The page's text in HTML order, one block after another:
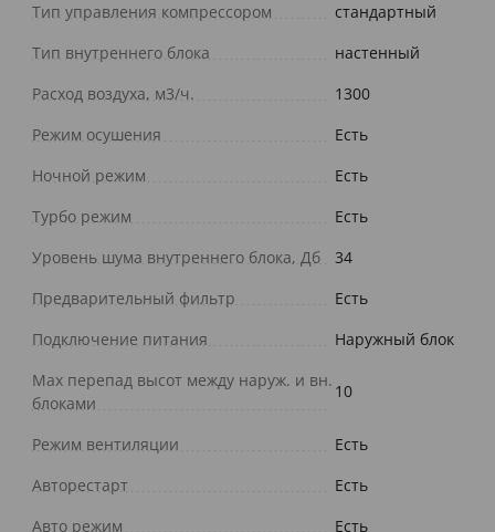
Тип управления компрессором
стандартный
Тип внутреннего блока
настенный
Расход воздуха, м3/ч.
1300
Режим осушения
Есть
Ночной режим
Есть
Турбо режим
Есть
Уровень шума внутреннего блока, Дб
34
Предварительный фильтр
Есть
Подключение питания
Наружный блок
Max перепад высот между наруж. и вн.
блоками
10
Режим вентиляции
Есть
Авторестарт
Есть
Авто режим
Есть